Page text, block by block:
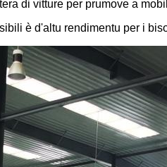
di vitture per prumove a
è d'altu rendimentu per i